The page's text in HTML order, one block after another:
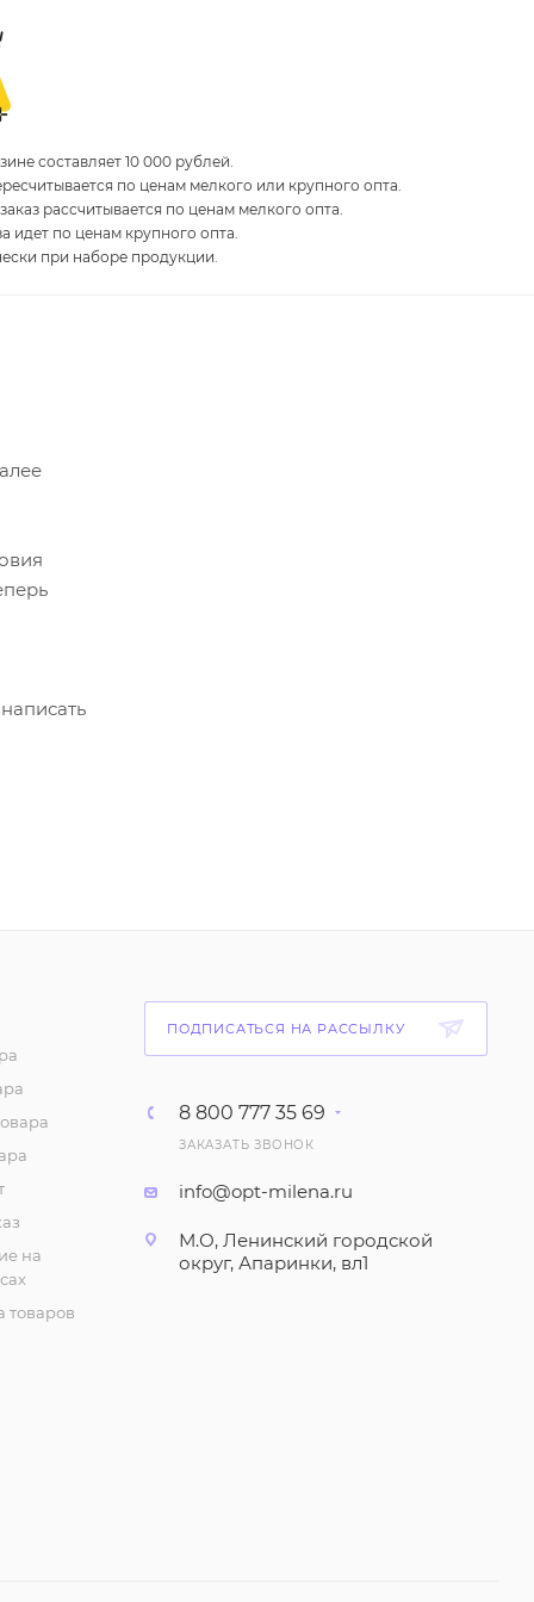
составляет 10 000 рублей.
по ценам мелкого или крупного опта.
рассчитывается по ценам мелкого опта.
идет по ценам крупного опта.
при наборе продукции.
на
товаров
ПОДПИСАТЬСЯ НА РАССЫЛКУ
8 800 777 35 69
ЗАКАЗАТЬ ЗВОНОК
info@opt-milena.ru
М.О, Ленинский городской
округ, Апаринки, вл1